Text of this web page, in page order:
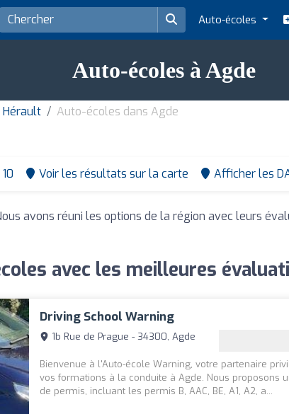
Auto-écoles
Auto-écoles à Agde
Auto-écoles dans Agde
Voir les résultats sur la carte Afficher les
avons réuni les options de la région avec leurs
avec les meilleures
Driving School Warning
1b Rue de Prague - 34300, Agde
Bienvenue à l'Auto-école Warning, votre partenaire
vos formations à la conduite à Agde. Nous proposons
de permis, incluant les permis B, AAC, BE, A1, A2, a...